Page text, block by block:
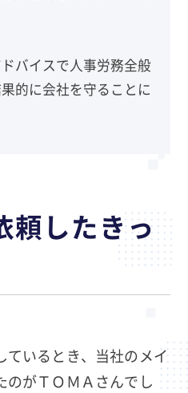
バイスで人事労務全般
的に会社を守ることに
頼したきっ
ているとき、当社のメイ
のがＴＯＭＡさんでし